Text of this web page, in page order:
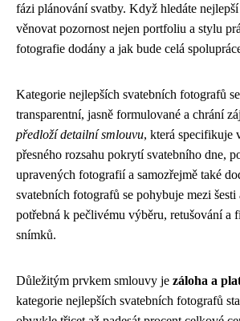
fázi plánování svatby. Když hledáte
věnovat pozornost nejen portfoliu a stylu
fotografie dodány a jak bude celá
Kategorie nejlepších svatebních fotografů
transparentní, jasně formulované a chrání
předloží detailní smlouvu, která specifikuje
přesného rozsahu pokrytí svatebního dne,
upravených fotografií a samozřejmě také
svatebních fotografů se pohybuje mezi
potřebná k pečlivému výběru, retušování a
snímků.
Důležitým prvkem smlouvy je záloha a
kategorie nejlepších svatebních fotografů